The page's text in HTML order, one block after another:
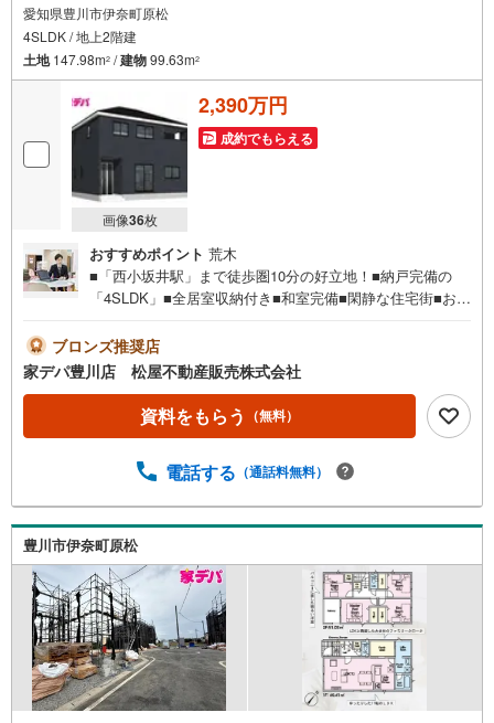
愛知県豊川市伊奈町原松
4SLDK / 地上2階建
土地147.98m2 /建物99.63m2
画像36枚
2,390万円
成約でもらえる
おすすめポイント 荒木
■「西小坂井駅」まで徒歩圏10分の好立地！■納戸完備の
「4SLDK」■全居室収納付き■和室完備■閑静な住宅街■おす
線の良い間取り ・カウンター付キッチンで、配膳、片付
けもスムーズに●家デパ 松屋不動産販売 のつよみ●・豊橋
市・豊川市・知立市・浜松市の4店舗営業中！三河エリア・
遠州エリアの物件ならおまかせください。新築戸建、中古
戸建、中古マンション、土地をお客様のご希望に合わせて
古物件をご購入の際、約70％という多くの方々がリフォー
ております。ぜひご家族そろってご来場ください。・営業
時間 午前9時00分～午後6時30分 （定休日:水曜日）この時
間帯はお電話でのお問い合わせがスムーズにご案内できま
す。右下の電話ボタンをタッチ！もしくはお気軽にお電話
ください。
ブロンズ推奨店
家デパ豊川店 松屋不動産販売株式会社
資料をもらう （無料）
電話する （通話料無料）
豊川市伊奈町原松